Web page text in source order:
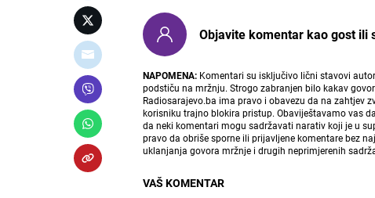
Objavite komentar kao gost ili
NAPOMENA: Komentari su isključivo lični stavovi
podstiču na mržnju. Strogo zabranjen bilo kakav
Radiosarajevo.ba ima pravo i obavezu da na zahtjev
korisniku trajno blokira pristup. Obaviještavamo vas
da neki komentari mogu sadržavati narativ koji je u
pravo da obriše sporne ili prijavljene komentare bez
uklanjanja govora mržnje i drugih neprimjerenih
VAŠ KOMENTAR